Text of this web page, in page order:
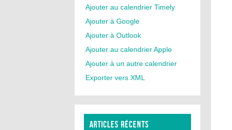
Ajouter au calendrier Timely
Ajouter à Google
Ajouter à Outlook
Ajouter au calendrier Apple
Ajouter à un autre calendrier
Exporter vers XML
ARTICLES RÉCENTS